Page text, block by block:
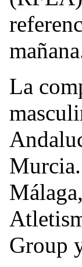
La
Group